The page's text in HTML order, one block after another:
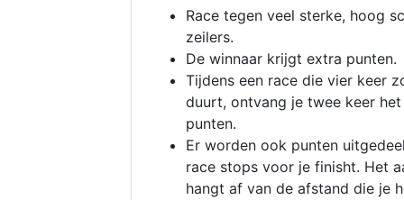
Race tegen veel sterke, hoog
zeilers.
De winnaar krijgt extra punten.
Tijdens een race die vier keer
duurt, ontvang je twee keer
punten.
Er worden ook punten
race stops voor je finisht. Het
hangt af van de afstand die je